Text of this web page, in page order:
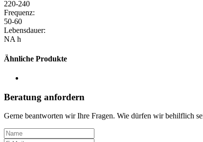
220-240
Frequenz:
50-60
Lebensdauer:
NA h
Ähnliche Produkte
Beratung anfordern
Gerne beantworten wir Ihre Fragen. Wie dürfen wir behilflich